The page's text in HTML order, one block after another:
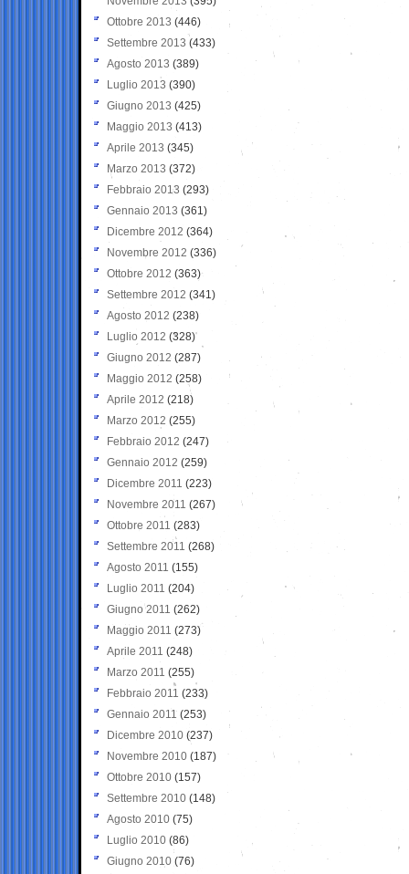
Ottobre 2013 (446)
Settembre 2013 (433)
Agosto 2013 (389)
Luglio 2013 (390)
Giugno 2013 (425)
Maggio 2013 (413)
Aprile 2013 (345)
Marzo 2013 (372)
Febbraio 2013 (293)
Gennaio 2013 (361)
Dicembre 2012 (364)
Novembre 2012 (336)
Ottobre 2012 (363)
Settembre 2012 (341)
Agosto 2012 (238)
Luglio 2012 (328)
Giugno 2012 (287)
Maggio 2012 (258)
Aprile 2012 (218)
Marzo 2012 (255)
Febbraio 2012 (247)
Gennaio 2012 (259)
Dicembre 2011 (223)
Novembre 2011 (267)
Ottobre 2011 (283)
Settembre 2011 (268)
Agosto 2011 (155)
Luglio 2011 (204)
Giugno 2011 (262)
Maggio 2011 (273)
Aprile 2011 (248)
Marzo 2011 (255)
Febbraio 2011 (233)
Gennaio 2011 (253)
Dicembre 2010 (237)
Novembre 2010 (187)
Ottobre 2010 (157)
Settembre 2010 (148)
Agosto 2010 (75)
Luglio 2010 (86)
Giugno 2010 (76)